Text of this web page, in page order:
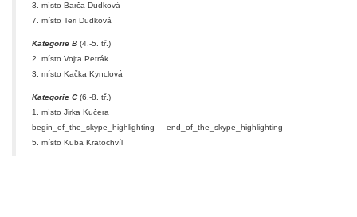
3. místo Barča Dudková
7. místo Teri Dudková
Kategorie B (4.-5. tř.)
2. místo Vojta Petrák
3. místo Kačka Kynclová
Kategorie C (6.-8. tř.)
1. místo Jirka Kučera
begin_of_the_skype_highlighting
end_of_the_skype_highlighting
5. místo Kuba Kratochvíl